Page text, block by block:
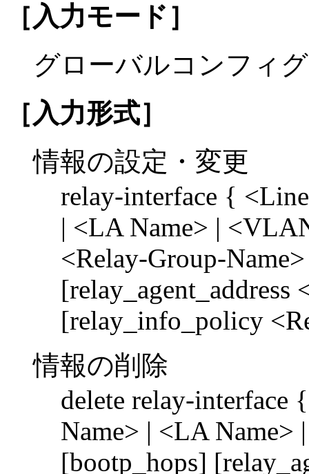
［入力モード］
グローバルコンフィ
［入力形式］
情報の設定・変更
relay-interface {
| <LA Name> |
<Relay-Group-
[relay_agent_address
[relay_info_policy
情報の削除
delete relay-interface
Name> | <LA
[bootp_hops]